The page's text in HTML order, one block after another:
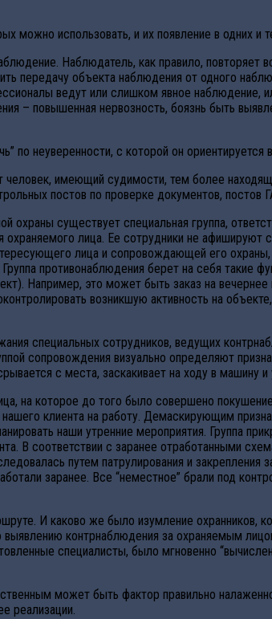
можно использовать, и их появление в одних и
Наблюдатель, как правило, повторяет
передачу объекта наблюдения от одного
ведут или слишком явное наблюдение,
– повышенная нервозность, боязнь быть
неуверенности, с которой он
имеющий судимости, тем более
постов по проверке документов, постов
охраны существует специальная группа,
лица. Ее сотрудники не
лица и сопровождающей его
противонаблюдения берет на себя такие
Например, это может быть заказ на
возникшую активность на
специальных сотрудников, ведущих
сопровождения визуально определяют
с места, заскакивает на ходу в машину
на которое до того было совершено
клиента на работу. Демаскирующим
наши утренние мероприятия. Группа
В соответствии с заранее отработанными
путем патрулирования и
заранее. Все “неместное” брали под
И каково же было изумление охранников,
контрнаблюдения за охраняемым
специалисты, было мгновенно
может быть фактор правильно
реализации.